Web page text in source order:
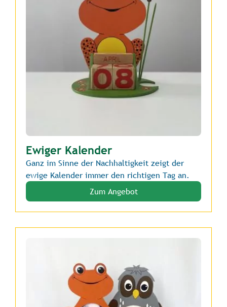
Ewiger Kalender
Ganz im Sinne der Nachhaltigkeit zeigt der
ewige Kalender immer den richtigen Tag an.
Zum Angebot